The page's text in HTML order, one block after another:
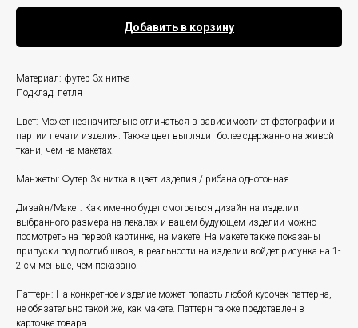
Добавить в корзину
Материал: футер 3х нитка
Подклад: петля
Цвет: Может незначительно отличаться в зависимости от фотографии и
партии печати изделия. Также цвет выглядит более сдержанно на живой
ткани, чем на макетах.
Манжеты: Футер 3х нитка в цвет изделия / рибана однотонная
Дизайн/Макет: Как именно будет смотреться дизайн на изделии
выбранного размера на лекалах и вашем будующем изделии можно
посмотреть на первой картинке, на макете. На макете также показаны
припуски под подгиб швов, в реальности на изделии войдет рисунка на 1-
2 см меньше, чем показано.
Паттерн: На конкретное изделие может попасть любой кусочек паттерна,
не обязательно такой же, как макете. Паттерн также представлен в
карточке товара.